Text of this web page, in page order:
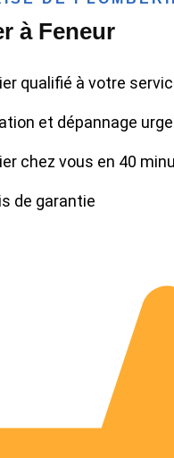
à Feneur
qualifié à votre
et dépannage
chez vous en 40
de garantie